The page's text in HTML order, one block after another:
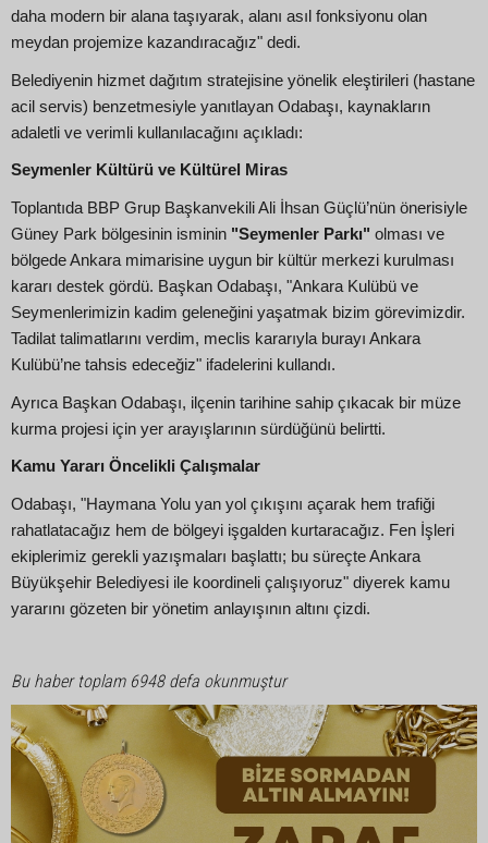
daha modern bir alana taşıyarak, alanı asıl fonksiyonu olan
meydan projemize kazandıracağız" dedi.
Belediyenin hizmet dağıtım stratejisine yönelik eleştirileri (hastane
acil servis) benzetmesiyle yanıtlayan Odabaşı, kaynakların
adaletli ve verimli kullanılacağını açıkladı:
Seymenler Kültürü ve Kültürel Miras
Toplantıda BBP Grup Başkanvekili Ali İhsan Güçlü’nün önerisiyle
Güney Park bölgesinin isminin "Seymenler Parkı" olması ve
bölgede Ankara mimarisine uygun bir kültür merkezi kurulması
kararı destek gördü. Başkan Odabaşı, "Ankara Kulübü ve
Seymenlerimizin kadim geleneğini yaşatmak bizim görevimizdir.
Tadilat talimatlarını verdim, meclis kararıyla burayı Ankara
Kulübü’ne tahsis edeceğiz" ifadelerini kullandı.
Ayrıca Başkan Odabaşı, ilçenin tarihine sahip çıkacak bir müze
kurma projesi için yer arayışlarının sürdüğünü belirtti.
Kamu Yararı Öncelikli Çalışmalar
Odabaşı, "Haymana Yolu yan yol çıkışını açarak hem trafiği
rahatlatacağız hem de bölgeyi işgalden kurtaracağız. Fen İşleri
ekiplerimiz gerekli yazışmaları başlattı; bu süreçte Ankara
Büyükşehir Belediyesi ile koordineli çalışıyoruz" diyerek kamu
yararını gözeten bir yönetim anlayışının altını çizdi.
Bu haber toplam 6948 defa okunmuştur